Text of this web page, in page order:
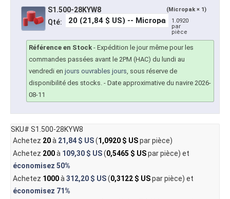
S1.500-28KYW8 (Micropak × 1)
Qté:
1.0920
par
pièce
Référence en Stock - Expédition le jour même pour les
commandes passées avant le 2PM (HAC) du lundi au
vendredi en jours ouvrables jours, sous réserve de
disponibilité des stocks. - Date approximative du navire 2026-
08-11
SKU# S1.500-28KYW8
Achetez 20à 21,84 $ US(1,0920 $ USpar pièce)
Achetez 200à 109,30 $ US(0,5465 $ USpar pièce) et
économisez 50%
Achetez 1000à312,20 $ US(0,3122 $ USpar pièce) et
économisez 71%